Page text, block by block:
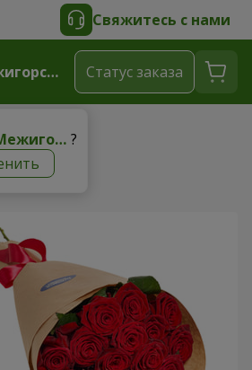
Свяжитесь с нами
Гута-Межигорская
Гута-Межигорская ?
Cтатус заказа